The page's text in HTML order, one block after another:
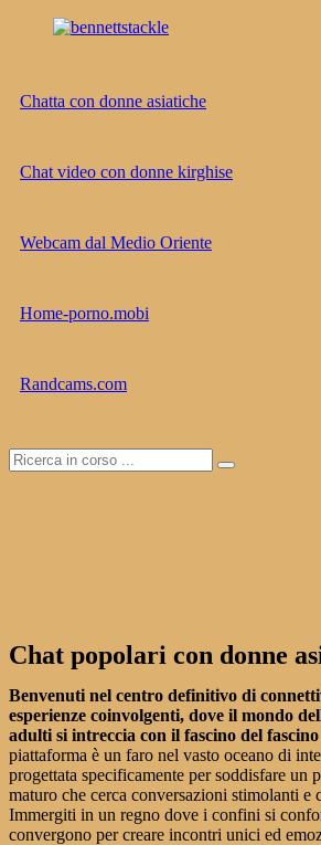
bennettstackle
Chatta con donne asiatiche
Chat video con donne kirghise
Webcam dal Medio Oriente
Home-porno.mobi
Randcams.com
Cerca:
Cerca
Chat popolari con donne
Benvenuti nel centro definitivo di
esperienze coinvolgenti, dove il mondo
adulti si intreccia con il fascino del
piattaforma è un faro nel vasto oceano di
progettata specificamente per soddisfare un
maturo che cerca conversazioni stimolanti e
Immergiti in un regno dove i confini si
convergono per creare incontri unici ed